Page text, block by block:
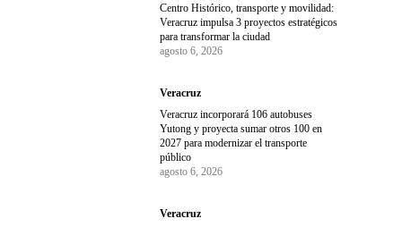
Centro Histórico, transporte y movilidad:
Veracruz impulsa 3 proyectos estratégicos
para transformar la ciudad
agosto 6, 2026
Veracruz
Veracruz incorporará 106 autobuses
Yutong y proyecta sumar otros 100 en
2027 para modernizar el transporte
público
agosto 6, 2026
Veracruz